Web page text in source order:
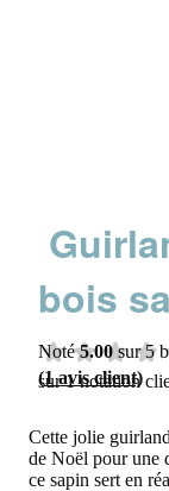
bois
Noté5.00 sur 5
sur1notation
(1avis client)
Cette jolie
de Noël pour une
ce sapin sert en